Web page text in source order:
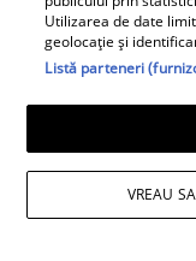
murit. Ultimul
fostei iubite după
tragedia de la
frânge inimi
Viva.ro
Utilizarea de date
geolocație și
Listă parteneri
VREAU